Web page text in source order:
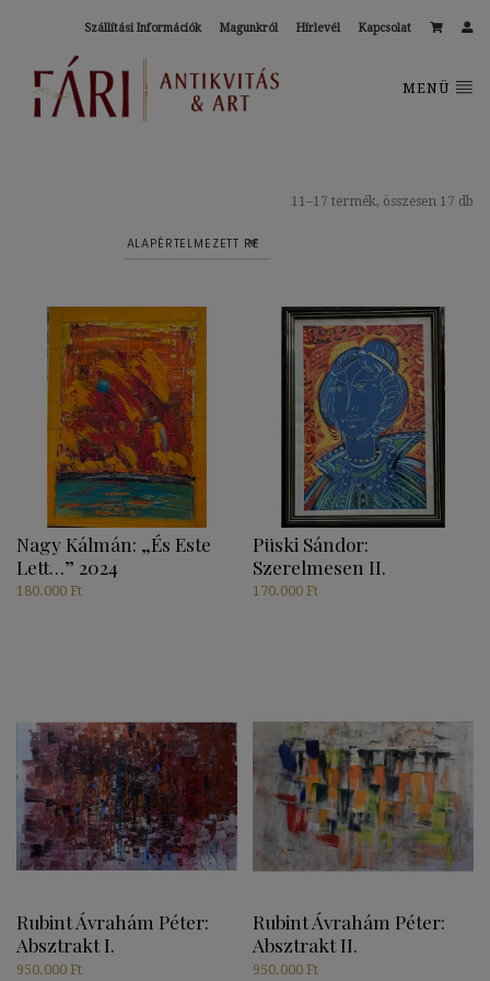
Szállítási Információk Magunkról Hírlevél Kapcsolat
MENÜ
11–17 termék, összesen 17 db
Nagy Kálmán: „És Este
Lett…” 2024
180.000 Ft
Püski Sándor:
Szerelmesen II.
170.000 Ft
Rubint Ávrahám Péter:
Absztrakt I.
950.000 Ft
Rubint Ávrahám Péter:
Absztrakt II.
950.000 Ft